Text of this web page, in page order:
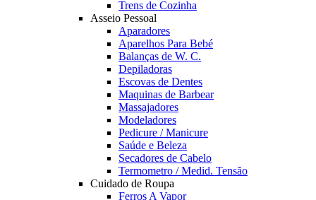
Trens de Cozinha
Asseio Pessoal
Aparadores
Aparelhos Para Bebé
Balanças de W. C.
Depiladoras
Escovas de Dentes
Maquinas de Barbear
Massajadores
Modeladores
Pedicure / Manicure
Saúde e Beleza
Secadores de Cabelo
Termometro / Medid. Tensão
Cuidado de Roupa
Ferros A Vapor